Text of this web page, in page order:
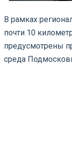
В рамках
почти 10
предусмотрены
среда